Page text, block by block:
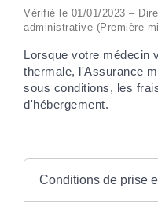
Vérifié le 01/01/2023 –
administrative (Première
Lorsque votre médecin
thermale, l'Assurance
sous conditions, les
d'hébergement.
Conditions de prise